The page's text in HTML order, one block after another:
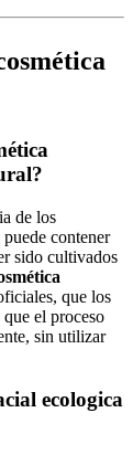
de los
contener
sido cultivados
que los
el proceso
sin utilizar
ecologica